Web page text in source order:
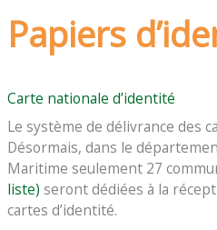
Papiers
Carte nationale d’identité
Le système de délivrance des
Désormais, dans le
Maritime seulement 27
liste) seront dédiées à la
cartes d’identité.